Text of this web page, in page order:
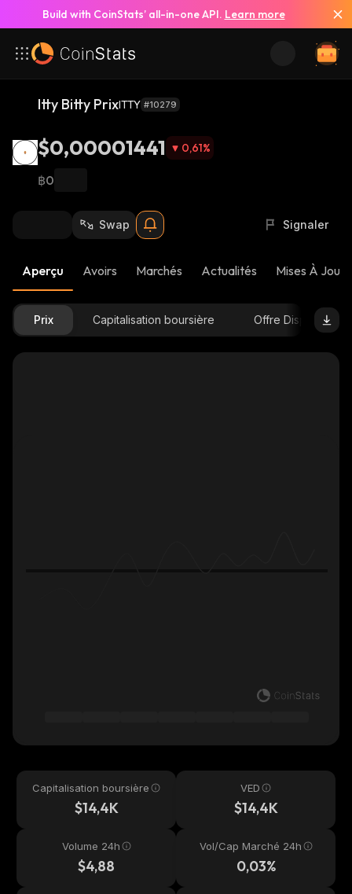
Build with CoinStats’ all-in-one API. Learn more
Itty Bitty PrixITTY #10279
$0,00001441 0,61%
฿0
Swap Signaler
Aperçu Avoirs Marchés Actualités Mises À Jour
Prix Capitalisation boursière Offre Disponible
Capitalisation boursière
$14,4K
VED
$14,4K
Volume 24h
$4,88
Vol/Cap Marché 24h
0,03%